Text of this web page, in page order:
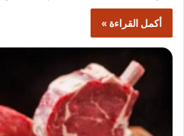
أكمل القراءة »